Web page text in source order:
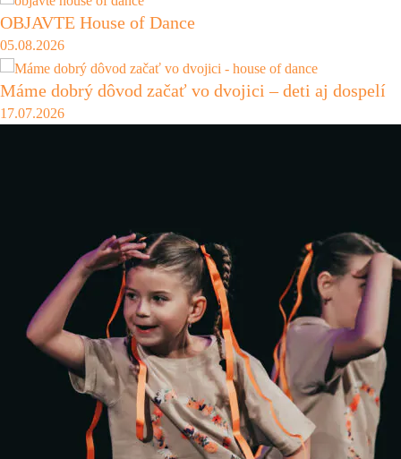
OBJAVTE House of Dance
05.08.2026
Máme dobrý dôvod začať vo dvojici – deti aj dospelí
17.07.2026